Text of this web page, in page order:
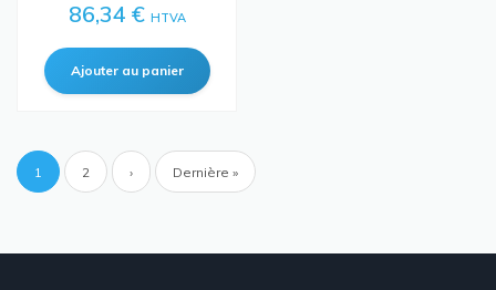
86,34 € HTVA
Pagination
Page
1 Page
2 Page
› Dernière
Dernière »